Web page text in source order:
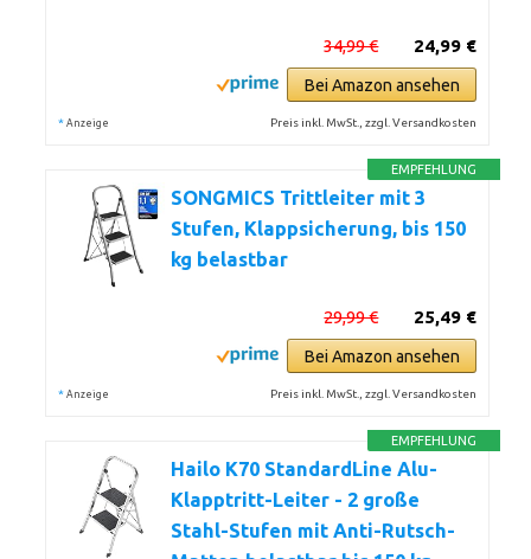
24,99 €
34,99 €
Bei Amazon ansehen
* Anzeige Preis inkl. MwSt., zzgl. Versandkosten
EMPFEHLUNG
SONGMICS Trittleiter mit 3
Stufen, Klappsicherung, bis 150
kg belastbar
25,49 €
29,99 €
Bei Amazon ansehen
* Anzeige Preis inkl. MwSt., zzgl. Versandkosten
EMPFEHLUNG
Hailo K70 StandardLine Alu-
Klapptritt-Leiter - 2 große
Stahl-Stufen mit Anti-Rutsch-